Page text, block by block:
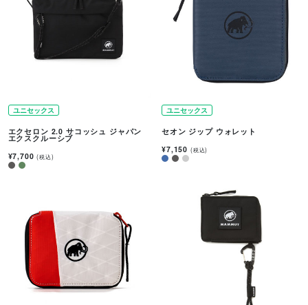
ユニセックス
エクセロン 2.0 サコッシュ ジャパン
エクスクルーシブ
¥7,700(税込)
ユニセックス
セオン ジップ ウォレット
¥7,150 (税込)